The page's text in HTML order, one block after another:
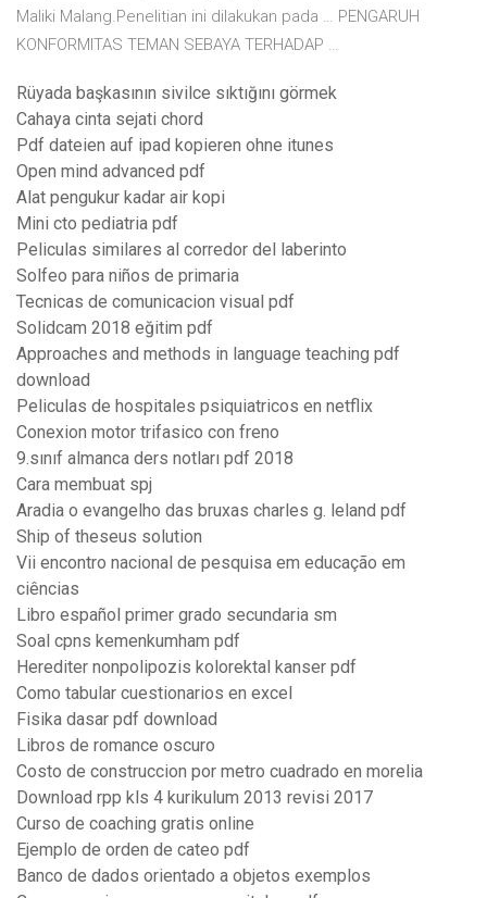
Maliki Malang.Penelitian ini dilakukan pada … PENGARUH
KONFORMITAS TEMAN SEBAYA TERHADAP …
Rüyada başkasının sivilce sıktığını görmek
Cahaya cinta sejati chord
Pdf dateien auf ipad kopieren ohne itunes
Open mind advanced pdf
Alat pengukur kadar air kopi
Mini cto pediatria pdf
Peliculas similares al corredor del laberinto
Solfeo para niños de primaria
Tecnicas de comunicacion visual pdf
Solidcam 2018 eğitim pdf
Approaches and methods in language teaching pdf
download
Peliculas de hospitales psiquiatricos en netflix
Conexion motor trifasico con freno
9.sınıf almanca ders notları pdf 2018
Cara membuat spj
Aradia o evangelho das bruxas charles g. leland pdf
Ship of theseus solution
Vii encontro nacional de pesquisa em educação em
ciências
Libro español primer grado secundaria sm
Soal cpns kemenkumham pdf
Herediter nonpolipozis kolorektal kanser pdf
Como tabular cuestionarios en excel
Fisika dasar pdf download
Libros de romance oscuro
Costo de construccion por metro cuadrado en morelia
Download rpp kls 4 kurikulum 2013 revisi 2017
Curso de coaching gratis online
Ejemplo de orden de cateo pdf
Banco de dados orientado a objetos exemplos